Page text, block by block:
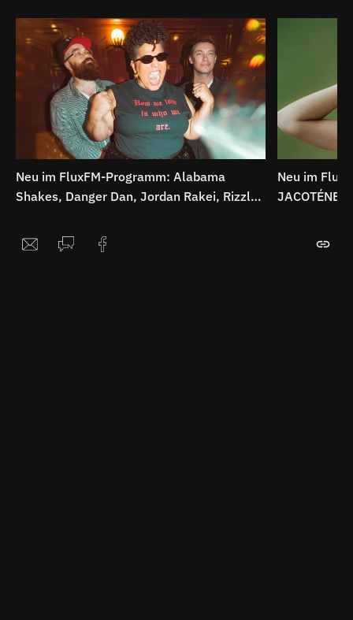
Neu im FluxFM-Programm: Alabama
Shakes, Danger Dan, Jordan Rakei, Rizzle
Neu im
JACOTÉNE,